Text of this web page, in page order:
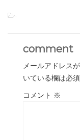
-
comment
メールアドレス
いている欄は必
コメント ※